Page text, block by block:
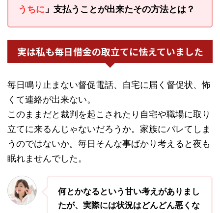
うちに 」支払うことが出来たその方法とは？
実は私も毎日借金の取立てに怯えていました
毎日鳴り止まない督促電話、自宅に届く督促状、怖
くて連絡が出来ない。
このままだと裁判を起こされたり自宅や職場に取り
立てに来るんじゃないだろうか。家族にバレてしま
うのではないか。毎日そんな事ばかり考えると夜も
眠れませんでした。
何とかなるという甘い考えがありまし
たが、実際には状況はどんどん悪くな